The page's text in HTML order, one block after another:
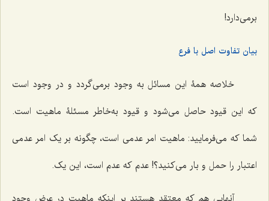
برمی‌دارد!
بیان تفاوت اصل با فرع
خلاصه همۀ این مسائل به وجود برمى‌گردد و در وجود است
که این قیود حاصل مى‌شود و قیود به‌خاطر مسئلۀ ماهیت است.
شما که مى‌فرمایید: ماهیت امر عدمى است، چگونه بر یک امر عدمى
اعتبار را حمل و بار مى‌کنید؟! عدم که عدم است، این یک.